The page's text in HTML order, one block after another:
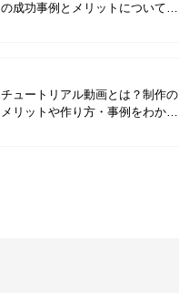
の成功事例とメリットについて解
チュートリアル動画とは？制作の
メリットや作り方・事例をわかり